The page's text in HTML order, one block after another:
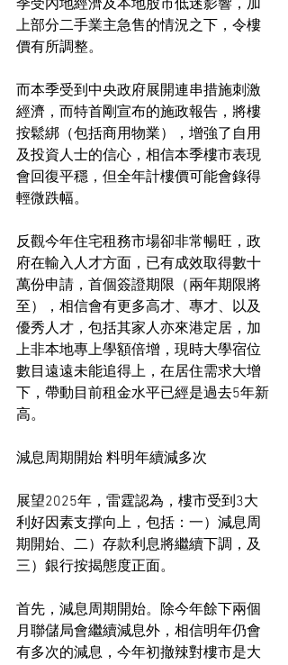
季受內地經濟及本地股市低迷影響，加
上部分二手業主急售的情況之下，令樓
價有所調整。
而本季受到中央政府展開連串措施刺激
經濟，而特首剛宣布的施政報告，將樓
按鬆綁（包括商用物業），增強了自用
及投資人士的信心，相信本季樓市表現
會回復平穩，但全年計樓價可能會錄得
輕微跌幅。
反觀今年住宅租務市場卻非常暢旺，政
府在輸入人才方面，已有成效取得數十
萬份申請，首個簽證期限（兩年期限將
至），相信會有更多高才、專才、以及
優秀人才，包括其家人亦來港定居，加
上非本地專上學額倍增，現時大學宿位
數目遠遠未能追得上，在居住需求大增
下，帶動目前租金水平已經是過去5年新
高。
減息周期開始 料明年續減多次
展望2025年，雷霆認為，樓市受到3大
利好因素支撑向上，包括：一）減息周
期開始、二）存款利息將繼續下調，及
三）銀行按揭態度正面。
首先，減息周期開始。除今年餘下兩個
月聯儲局會繼續減息外，相信明年仍會
有多次的減息，今年初撤辣對樓市是大